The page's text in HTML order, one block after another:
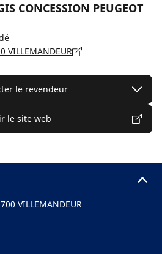
CONCESSION PEUGEOT
VILLEMANDEUR
le revendeur
le site web
VILLEMANDEUR